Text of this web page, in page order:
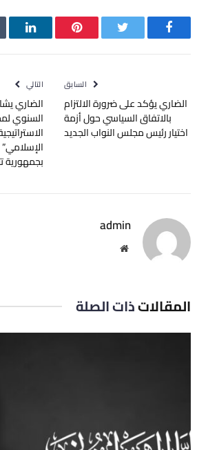
فيسبوك تويتر بينتيريست
السابق
الضاري يؤكد على ضرورة الالتزام
بالاتفاق السياسي حول أزمة
اختيار رئيس مجلس النواب الجديد
التالي
الضاري
السنوي
بجمهورية
admin
موقع
المقالاتذات الصلة